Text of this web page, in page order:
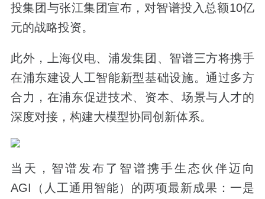
投集团与张江集团宣布，对智谱投入总额10亿
元的战略投资。
此外，上海仪电、浦发集团、智谱三方将携手
在浦东建设人工智能新型基础设施。通过多方
合力，在浦东促进技术、资本、场景与人才的
深度对接，构建大模型协同创新体系。
当天，智谱发布了智谱携手生态伙伴迈向
AGI（人工通用智能）的两项最新成果：一是